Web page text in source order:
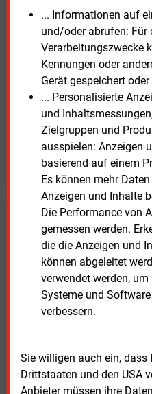
... Informationen auf
und/oder abrufen: Für
Verarbeitungszwecke
Kennungen oder
Gerät gespeichert
... Personalisierte
und
Zielgruppen und
ausspielen: Anzeigen
basierend auf einem
Es können mehr
Anzeigen und Inhalte
Die Performance von
gemessen werden.
die die Anzeigen und
können abgeleitet
verwendet werden,
Systeme und
verbessern.
Sie willigen auch ein, dass
Drittstaaten und den USA
Anbieter müssen ihre
unverbindlich
Zwei Wochen
Zugang auf stündlich
Prognose- und
+ einmal täglich E&M
+ zwei Ausgaben der
ohne automatische
JETZT KOSTENLOS
Login für Kunden
LOGIN